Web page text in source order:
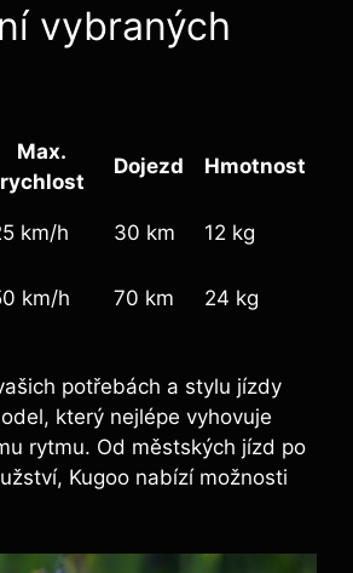
vybraných
Max.
rychlost
Dojezd Hmotnost
km/h 30 km 12 kg
km/h 70 km 24 kg
potřebách a stylu jízdy
který nejlépe vyhovuje
rytmu. Od městských jízd po
Kugoo nabízí možnosti